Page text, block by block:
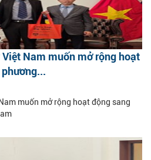
Nam muốn mở rộng hoạt
muốn mở rộng hoạt động sang